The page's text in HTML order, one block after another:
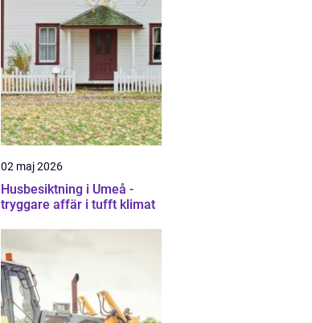
02 maj 2026
Husbesiktning i Umeå -
tryggare affär i tufft klimat